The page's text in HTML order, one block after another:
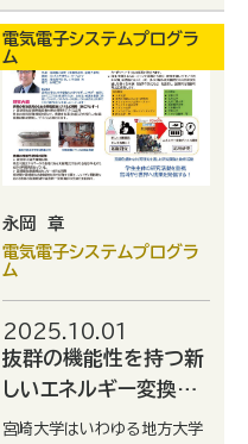
ちづくりに興味がある生徒さ
んは、一緒に宮崎大学で学びま
しょう！
電気電子システムプログラ
ム
永岡 章
電気電子システムプログラ
ム
2025.10.01
抜群の機能性を持つ新
しいエネルギー変換材
料の開発
宮崎大学はいわゆる地方大学